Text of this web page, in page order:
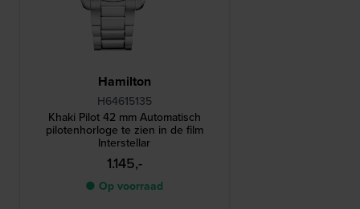
Hamilton
H64615135
Khaki Pilot 42 mm Automatisch
pilotenhorloge te zien in de film
Interstellar
1.145,-
● Op voorraad